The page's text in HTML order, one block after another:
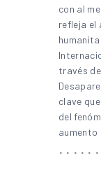
con al
refleja el
través
clave
del
aumento